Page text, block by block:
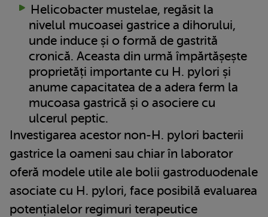
Helicobacter mustelae, regăsit la
nivelul mucoasei gastrice a dihorului,
unde induce și o formă de gastrită
cronică. Aceasta din urmă împărtășește
proprietăți importante cu H. pylori și
anume capacitatea de a adera ferm la
mucoasa gastrică și o asociere cu
ulcerul peptic.
Investigarea acestor non-H. pylori bacterii
gastrice la oameni sau chiar în laborator
oferă modele utile ale bolii gastroduodenale
asociate cu H. pylori, face posibilă evaluarea
potențialelor regimuri terapeutice